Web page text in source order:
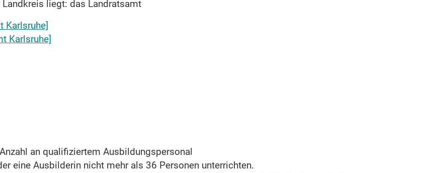
liegt: das Landratsamt
Karlsruhe]
Karlsruhe]
an qualifiziertem Ausbildungspersonal
eine Ausbilderin nicht mehr als 36 Personen unterrichten.